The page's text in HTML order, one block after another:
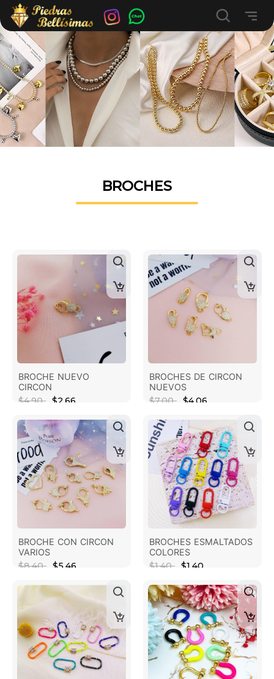
BROCHES
BROCHE NUEVO
CIRCON
$4.90 $2.66
BROCHES DE CIRCON
NUEVOS
$7.00 $4.06
BROCHE CON CIRCON
VARIOS
$8.40 $5.46
BROCHES ESMALTADOS
COLORES
$1.40 $1.40